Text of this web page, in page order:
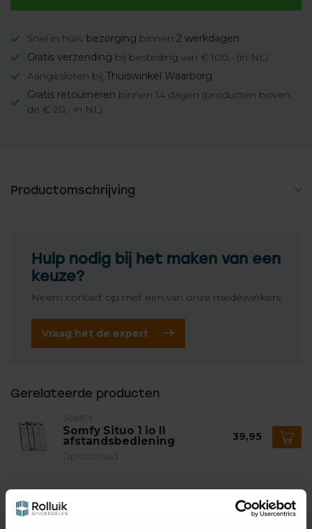
Snel in huis: bezorging binnen 2 werkdagen
Gratis verzending bij besteding van € 100,- (in NL)
Aangesloten bij Thuiswinkel Waarborg
Gratis retourneren binnen 14 dagen (producten boven
de € 20,- in NL)
Productomschrijving
Hulp nodig bij het maken van een
keuze?
Neem contact op met een van onze medewerkers
Vraag het de expert
Gerelateerde producten
SOMFY
Somfy Situo 1 io II
afstandsbediening
Op voorraad
39,95
SOMFY
Somfy Ophanging voor de
"oude" Somfy Situo io 4,95